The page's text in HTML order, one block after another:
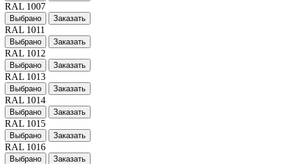
RAL 1007
Выбрано Заказать
RAL 1011
Выбрано Заказать
RAL 1012
Выбрано Заказать
RAL 1013
Выбрано Заказать
RAL 1014
Выбрано Заказать
RAL 1015
Выбрано Заказать
RAL 1016
Выбрано Заказать